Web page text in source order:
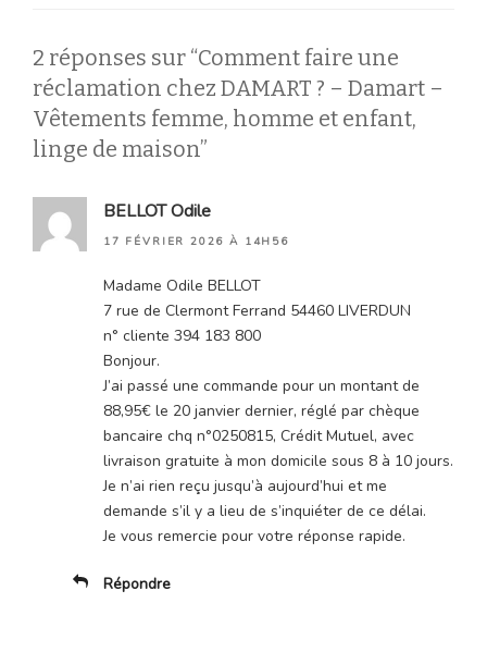
2 réponses sur “Comment faire une
réclamation chez DAMART ? – Damart –
Vêtements femme, homme et enfant,
linge de maison”
BELLOT Odile
17 FÉVRIER 2026 À 14H56
Madame Odile BELLOT
7 rue de Clermont Ferrand 54460 LIVERDUN
n° cliente 394 183 800
Bonjour.
J’ai passé une commande pour un montant de
88,95€ le 20 janvier dernier, réglé par chèque
bancaire chq n°0250815, Crédit Mutuel, avec
livraison gratuite à mon domicile sous 8 à 10 jours.
Je n’ai rien reçu jusqu’à aujourd’hui et me
demande s’il y a lieu de s’inquiéter de ce délai.
Je vous remercie pour votre réponse rapide.
Répondre